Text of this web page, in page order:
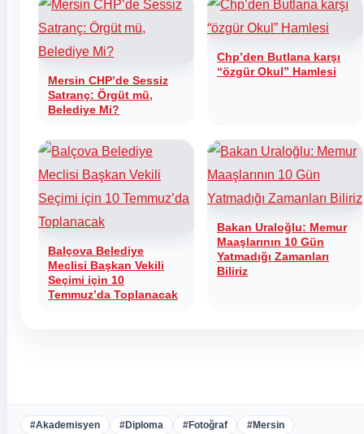
Mersin CHP’de Sessiz
Satranç: Örgüt mü,
Belediye Mi?
Chp’den Butlana karşı
“özgür Okul” Hamlesi
Balçova Belediye
Meclisi Başkan Vekili
Seçimi için 10
Temmuz’da Toplanacak
Bakan Uraloğlu: Memur
Maaşlarının 10 Gün
Yatmadığı Zamanları
Biliriz
#Akademisyen #Diploma #Fotoğraf
#Mersin